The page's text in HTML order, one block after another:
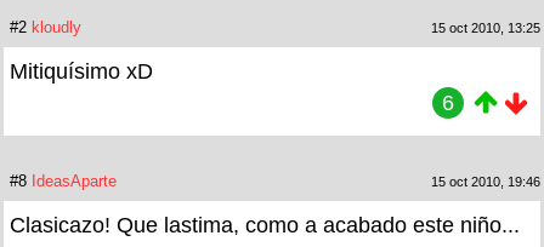
#2 kloudly 15 oct 2010, 13:25
Mitiquísimo xD
6
#8 IdeasAparte 15 oct 2010, 19:46
Clasicazo! Que lastima, como a acabado este niño...